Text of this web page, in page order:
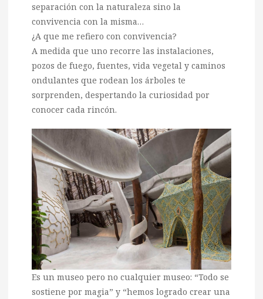
separación con la naturaleza sino la
convivencia con la misma…
¿A que me refiero con convivencia?
A medida que uno recorre las instalaciones,
pozos de fuego, fuentes, vida vegetal y caminos
ondulantes que rodean los árboles te
sorprenden, despertando la curiosidad por
conocer cada rincón.
Es un museo pero no cualquier museo: “Todo se
sostiene por magia” y “hemos logrado crear una